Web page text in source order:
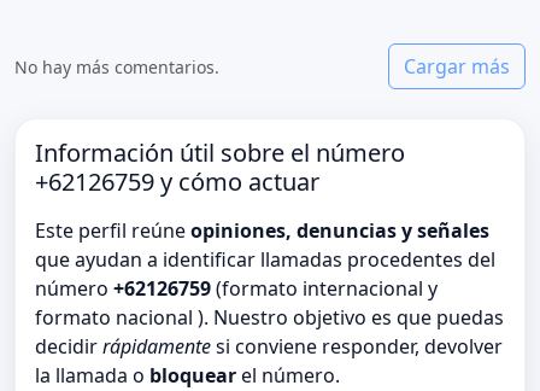
No hay más comentarios. Cargar más
Información útil sobre el número
+62126759 y cómo actuar
Este perfil reúneopiniones, denuncias y señales
que ayudan a identificar llamadas procedentes del
número +62126759(formato internacional y
formato nacional ). Nuestro objetivo es que puedas
decidirrápidamentesi conviene responder, devolver
la llamada o bloquearel número.